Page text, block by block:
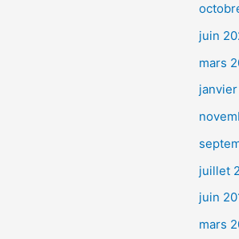
juin
mars
juillet
juin
mars